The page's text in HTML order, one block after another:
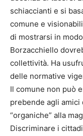
schiaccianti e si
comune e
di mostrarsi in
Borzacchiello
collettività. Ha
delle normative
Il comune non può
prebende agli
“organiche” alla
Discriminare i